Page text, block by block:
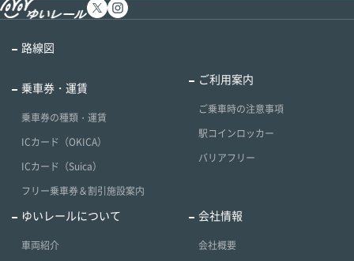
路線図
乗車券・運賃
乗車券の種類・運賃
ICカード（OKICA）
ICカード（Suica）
フリー乗車券＆割引施設案内
ご利用案内
ご乗車時の注意事項
駅コインロッカー
バリアフリー
ゆいレールについて
車両紹介
会社情報
会社概要